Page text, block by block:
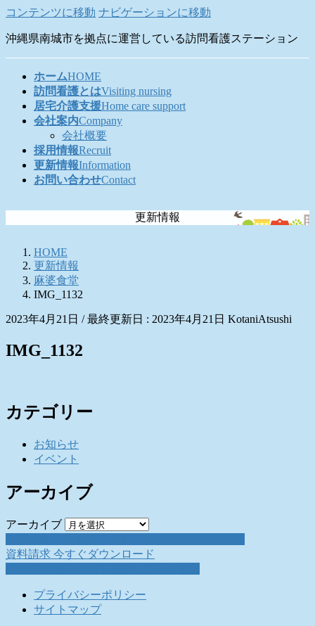
コンテンツに移動 ナビゲーションに移動
沖縄県南城市を拠点に運営している訪問看護ステーション
ホームHOME
訪問看護とはVisiting nursing
居宅介護支援Home care support
会社案内Company
会社概要
採用情報Recruit
更新情報Information
お問い合わせContact
更新情報
HOME
更新情報
麻婆食堂
IMG_1132
2023年4月21日 / 最終更新日 : 2023年4月21日 KotaniAtsushi
IMG_1132
カテゴリー
お知らせ
イベント
アーカイブ
アーカイブ
資料請求 今すぐダウンロード
プライバシーポリシー
サイトマップ